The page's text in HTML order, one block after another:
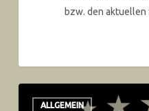
bzw. den
ALLGEMEIN